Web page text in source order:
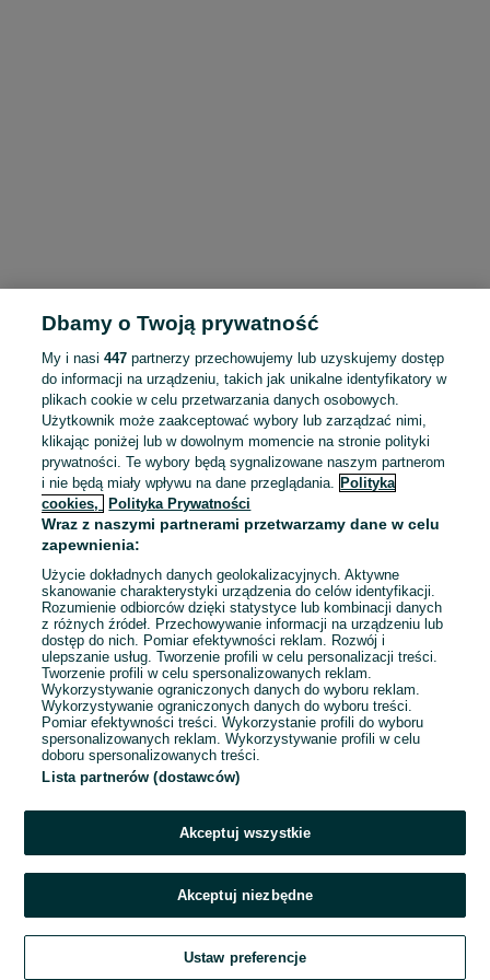
To ogłoszenie nie jest już dostępne
Przejdź na stronę główną
Dbamy o Twoją prywatność
My i nasi447 partnerzy przechowujemy lub uzyskujemy dostęp
do informacji na urządzeniu, takich jak unikalne identyfikatory w
plikach cookie w celu przetwarzania danych osobowych.
Użytkownik może zaakceptować wybory lub zarządzać nimi,
klikając poniżej lub w dowolnym momencie na stronie polityki
prywatności. Te wybory będą sygnalizowane naszym partnerom
i nie będą miały wpływu na dane przeglądania. Polityka
cookies,
Polityka Prywatności
Wraz z naszymi partnerami przetwarzamy dane w celu
zapewnienia:
Użycie dokładnych danych geolokalizacyjnych. Aktywne
skanowanie charakterystyki urządzenia do celów identyfikacji.
Rozumienie odbiorców dzięki statystyce lub kombinacji danych
z różnych źródeł. Przechowywanie informacji na urządzeniu lub
dostęp do nich. Pomiar efektywności reklam. Rozwój i
ulepszanie usług. Tworzenie profili w celu personalizacji treści.
Tworzenie profili w celu spersonalizowanych reklam.
Wykorzystywanie ograniczonych danych do wyboru reklam.
Wykorzystywanie ograniczonych danych do wyboru treści.
Pomiar efektywności treści. Wykorzystanie profili do wyboru
spersonalizowanych reklam. Wykorzystywanie profili w celu
doboru spersonalizowanych treści.
Lista partnerów (dostawców)
Akceptuj wszystkie
Akceptuj niezbędne
Ustaw preferencje